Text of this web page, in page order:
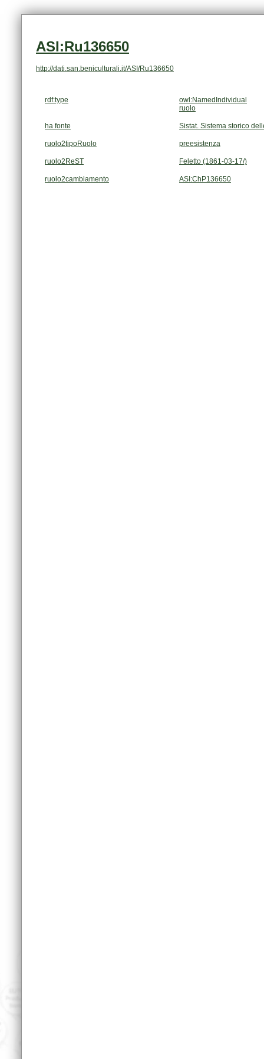
ASI:Ru136650
http://dati.san.beniculturali.it/ASI/Ru136650
rdf:type
owl:NamedIndividual
ruolo
ha fonte Sistat. Sistema storico
ruolo2tipoRuolo preesistenza
ruolo2ReST Feletto (1861-03-17/)
ruolo2cambiamento ASI:ChP136650